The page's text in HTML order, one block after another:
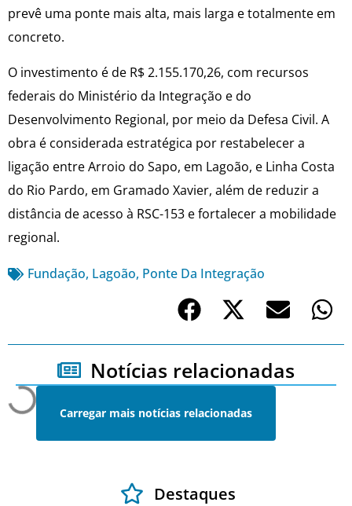
prevê uma ponte mais alta, mais larga e totalmente em
concreto.
O investimento é de R$ 2.155.170,26, com recursos
federais do Ministério da Integração e do
Desenvolvimento Regional, por meio da Defesa Civil. A
obra é considerada estratégica por restabelecer a
ligação entre Arroio do Sapo, em Lagoão, e Linha Costa
do Rio Pardo, em Gramado Xavier, além de reduzir a
distância de acesso à RSC-153 e fortalecer a mobilidade
regional.
Fundação, Lagoão, Ponte Da Integração
Notícias relacionadas
Carregar mais notícias relacionadas
Destaques